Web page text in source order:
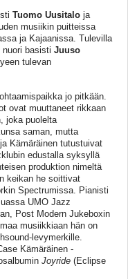
Tuomo Uusitaloja
musiikin puitteissa
ja Kajaanissa. Tulevilla
basisti Juuso
tulevan
jo pitkään.
ovat muuttaneet rikkaan
joka puolelta
saman, mutta
Kämäräinen tutustuivat
edustalla syksyllä
produktion nimeltä
keikan he soittivat
Spectrumissa. Pianisti
UMO Jazz
Post Modern Jukeboxin
musiikkiaan hän on
levymerkille.
Kämäräinen -
Joyride (Eclipse